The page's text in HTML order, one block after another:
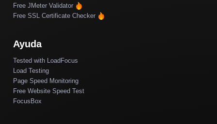
Free JMeter Validator
Free SSL Certificate Checker
Ayuda
Tested with LoadFocus
Load Testing
Page Speed Monitoring
Free Website Speed Test
FocusBox